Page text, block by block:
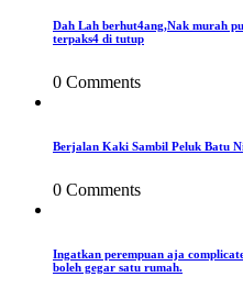
Dah Lah berhut4ang,Nak murah
terpaks4 di tutup
0 Comments
Berjalan Kaki Sambil Peluk Batu
0 Comments
Ingatkan perempuan aja
boleh gegar satu rumah.